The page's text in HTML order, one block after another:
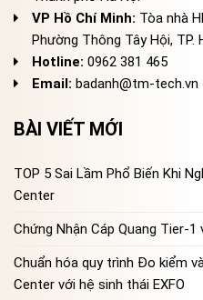
VP Hồ Chí Minh: Tòa nhà
Phường Thông Tây Hội, TP.
Hotline: 0962 381 465
Email: badanh@tm-tech.vn
BÀI VIẾT MỚI
TOP 5 Sai Lầm Phổ Biến Khi
Center
Chứng Nhận Cáp Quang Tier-1
Chuẩn hóa quy trình Đo kiểm
Center với hệ sinh thái EXFO